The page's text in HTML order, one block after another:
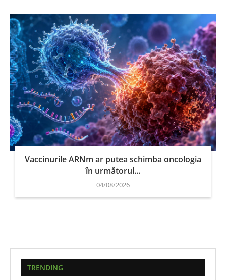
Vaccinurile ARNm ar putea schimba oncologia
în următorul...
04/08/2026
TRENDING